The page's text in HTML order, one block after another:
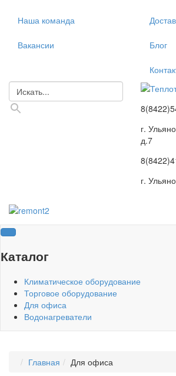
Наша команда
Вакансии Блог
г.
д.7
г.
Каталог
Климатическое оборудование
Торговое оборудование
Для офиса
Водонагреватели
Главная Для офиса